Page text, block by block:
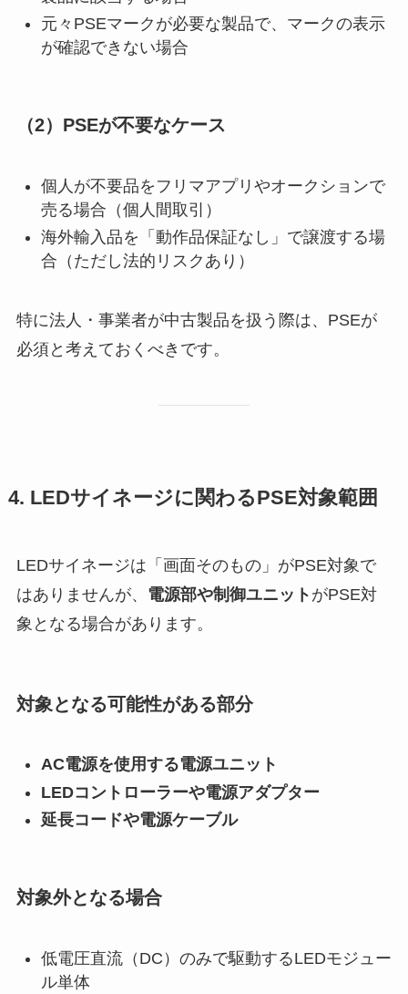
元々PSEマークが必要な製品で、マークの表示
が確認できない場合
（2）PSEが不要なケース
個人が不要品をフリマアプリやオークションで
売る場合（個人間取引）
海外輸入品を「動作品保証なし」で譲渡する場
合（ただし法的リスクあり）
特に法人・事業者が中古製品を扱う際は、PSEが
必須と考えておくべきです。
4. LEDサイネージに関わるPSE対象範囲
LEDサイネージは「画面そのもの」がPSE対象で
はありませんが、 電源部や制御ユニット がPSE対
象となる場合があります。
対象となる可能性がある部分
AC電源を使用する電源ユニット
LEDコントローラーや電源アダプター
延長コードや電源ケーブル
対象外となる場合
低電圧直流（DC）のみで駆動するLEDモジュー
ル単体